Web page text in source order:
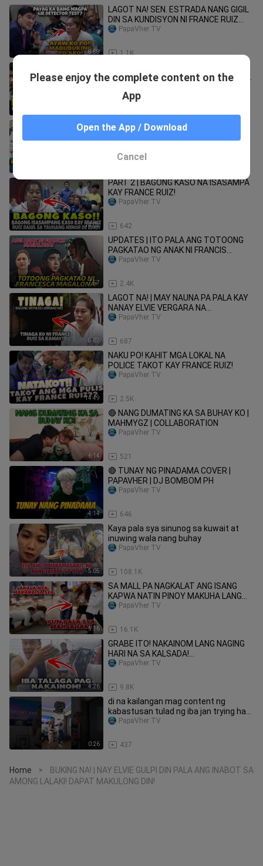
8:58
LAGOT NA! SEN. ESTRADA NANG GIGIL
DIN SA KUNDISYON NI FRANCE RUIZ
BAGO MAGPA LIE DETECTOR!
1.1K
PapaVher TV
VERGARA ANG HUSTISYA? PAREHO NG
GARBAGE COLLECTOR NA SI RICHARD
HUMARAP NA SA SENADO PARA
PA!
14:03
PART 2 | BAGONG KASO NA ISASAMPA
KAY FRANCE RUIZ!
642
PapaVher TV
7:57
UPDATES | ITO PALA ANG TOTOONG
PAGKATAO NG ANAK NI FRANCIS
MAGALONA KAY ABEGAIL RAIT!
2.4K
PapaVher TV
8:07
LAGOT NA! | MAY NAUNA PA PALA KAY
NANAY ELVIE VERGARA NA
PINAGMALUPITAN DIN NG PAMILYA
687
PapaVher TV
14:49
NAKU PO! KAHIT MGA LOKAL NA
POLICE TAKOT KAY FRANCE RUIZ!
2.5K
PapaVher TV
6:14
🔴 NANG DUMATING KA SA BUHAY KO |
MAHMYGZ | COLLABORATION
521
PapaVher TV
4:14
🔴 TUNAY NG PINADAMA COVER |
PAPAVHER | DJ BOMBOM PH
646
PapaVher TV
5:05
Kaya pala sya sinunog sa kuwait at
inuwing wala nang buhay
108.1K
PapaVher TV
5:16
SA MALL PA NAGKALAT ANG ISANG
KAPWA NATIN PINOY MAKUHA LANG
ANG GUSTO!
16.1K
PapaVher TV
4:26
GRABE ITO! NAKAINOM LANG NAGING
HARI NA SA KALSADA!
#raffytulfoinaction
9.8K
PapaVher TV
0:26
di na kailangan mag content ng
kabastusan tulad ng iba jan trying hard
🤣 #dance #couple #goodvibes
437
PapaVher TV
Home >
BUKING NA! | NAY ELVIE GULPI DIN PALA ANG INABOT SA
AMONG LALAKI! DAPAT MAKULONG DIN!
Please enjoy the complete content on the
App
Open the App / Download
Cancel